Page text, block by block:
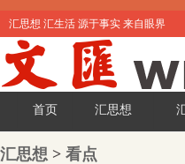
汇思想 汇生活 源于事实 来自眼界
首页 汇思想
汇思想 > 看点